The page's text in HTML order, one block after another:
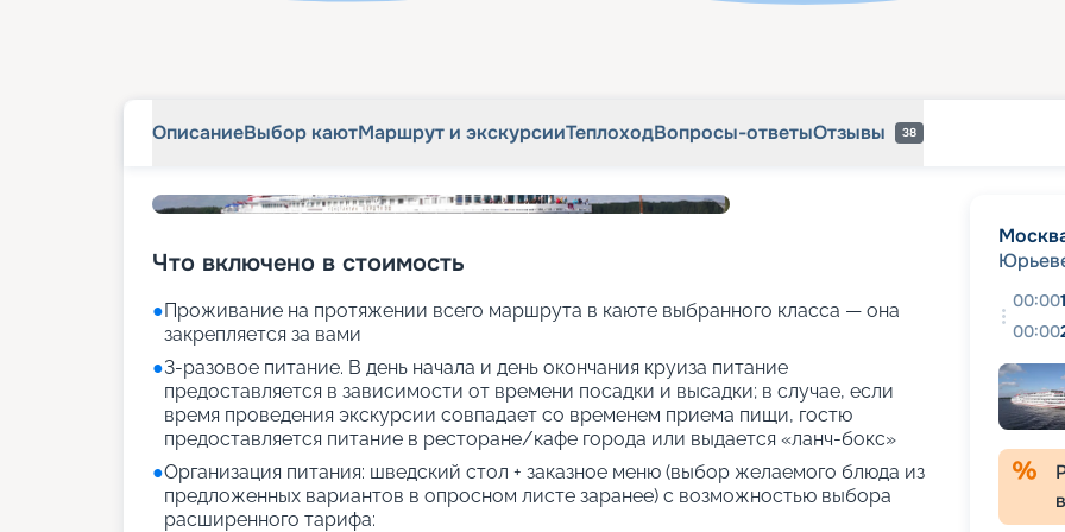
ОписаниеВыбор каютМаршрут и экскурсииТеплоходВопросы-ответыОтзывы 38
Что включено в стоимость
●Проживание на протяжении всего маршрута в каюте выбранного класса — она
закрепляется за вами
●3-разовое питание. В день начала и день окончания круиза питание
предоставляется в зависимости от времени посадки и высадки; в случае, если
время проведения экскурсии совпадает со временем приема пищи, гостю
предоставляется питание в ресторане/кафе города или выдается «ланч-бокс»
●Организация питания: шведский стол + заказное меню (выбор желаемого блюда из
предложенных вариантов в опросном листе заранее) с возможностью выбора
расширенного тарифа:
00:00
00:00